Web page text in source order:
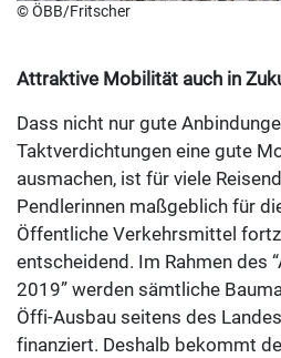
© ÖBB/Fritscher
Attraktive Mobilität auch in
Dass nicht nur gute
Taktverdichtungen eine gute
ausmachen, ist für viele
Pendlerinnen maßgeblich für
Öffentliche Verkehrsmittel
entscheidend. Im Rahmen des
2019” werden sämtliche
Öffi-Ausbau seitens des
finanziert. Deshalb bekommt